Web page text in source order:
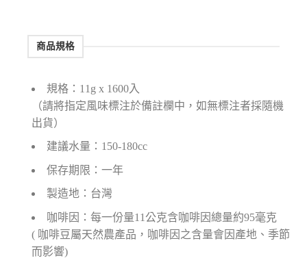
商品規格
規格：11g x 1600入
（請將指定風味標注於備註欄中，如無標注者採隨機
出貨）
建議水量：150-180cc
保存期限：一年
製造地：台灣
咖啡因：每一份量11公克含咖啡因總量約95毫克
( 咖啡豆屬天然農產品，咖啡因之含量會因產地、季節
而影響)